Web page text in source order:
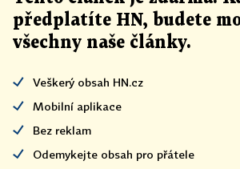
předplatíte HN, budete
všechny naše články.
Veškerý obsah HN.cz
Mobilní aplikace
Bez reklam
Odemykejte obsah pro přátele